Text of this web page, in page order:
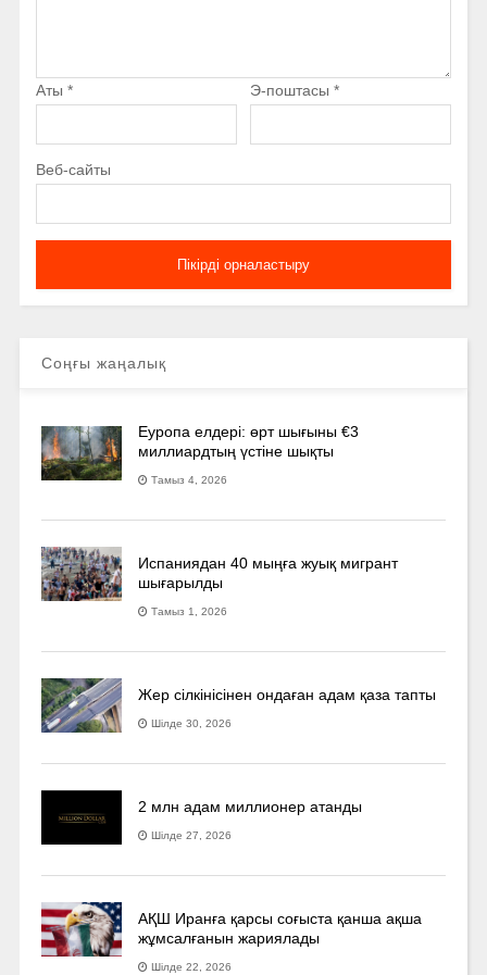
Аты * Э-поштасы *
Веб-сайты
Соңғы жаңалық
Еуропа елдері: өрт шығыны €3
миллиардтың үстіне шықты
Тамыз 4, 2026
Испаниядан 40 мыңға жуық мигрант
шығарылды
Тамыз 1, 2026
Жер сілкінісінен ондаған адам қаза тапты
Шілде 30, 2026
2 млн адам миллионер атанды
Шілде 27, 2026
АҚШ Иранға қарсы соғыста қанша ақша
жұмсалғанын жариялады
Шілде 22, 2026